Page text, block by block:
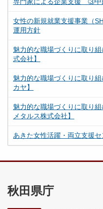
女性の新規就業支援事業（
運用方針
魅力的な職場づくりに取り
式会社】
魅力的な職場づくりに取り
カヤ】
魅力的な職場づくりに取り
メタルス株式会社】
あきた女性活躍・両立支援
秋田県庁